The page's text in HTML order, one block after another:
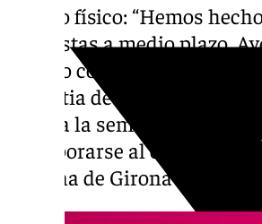
Estado físico: “Hemos
con vistas a medio plazo.
sábado con buenas
molestia de Tillie, los
prueba la semana que
incorporarse al equipo. La
semana de Girona